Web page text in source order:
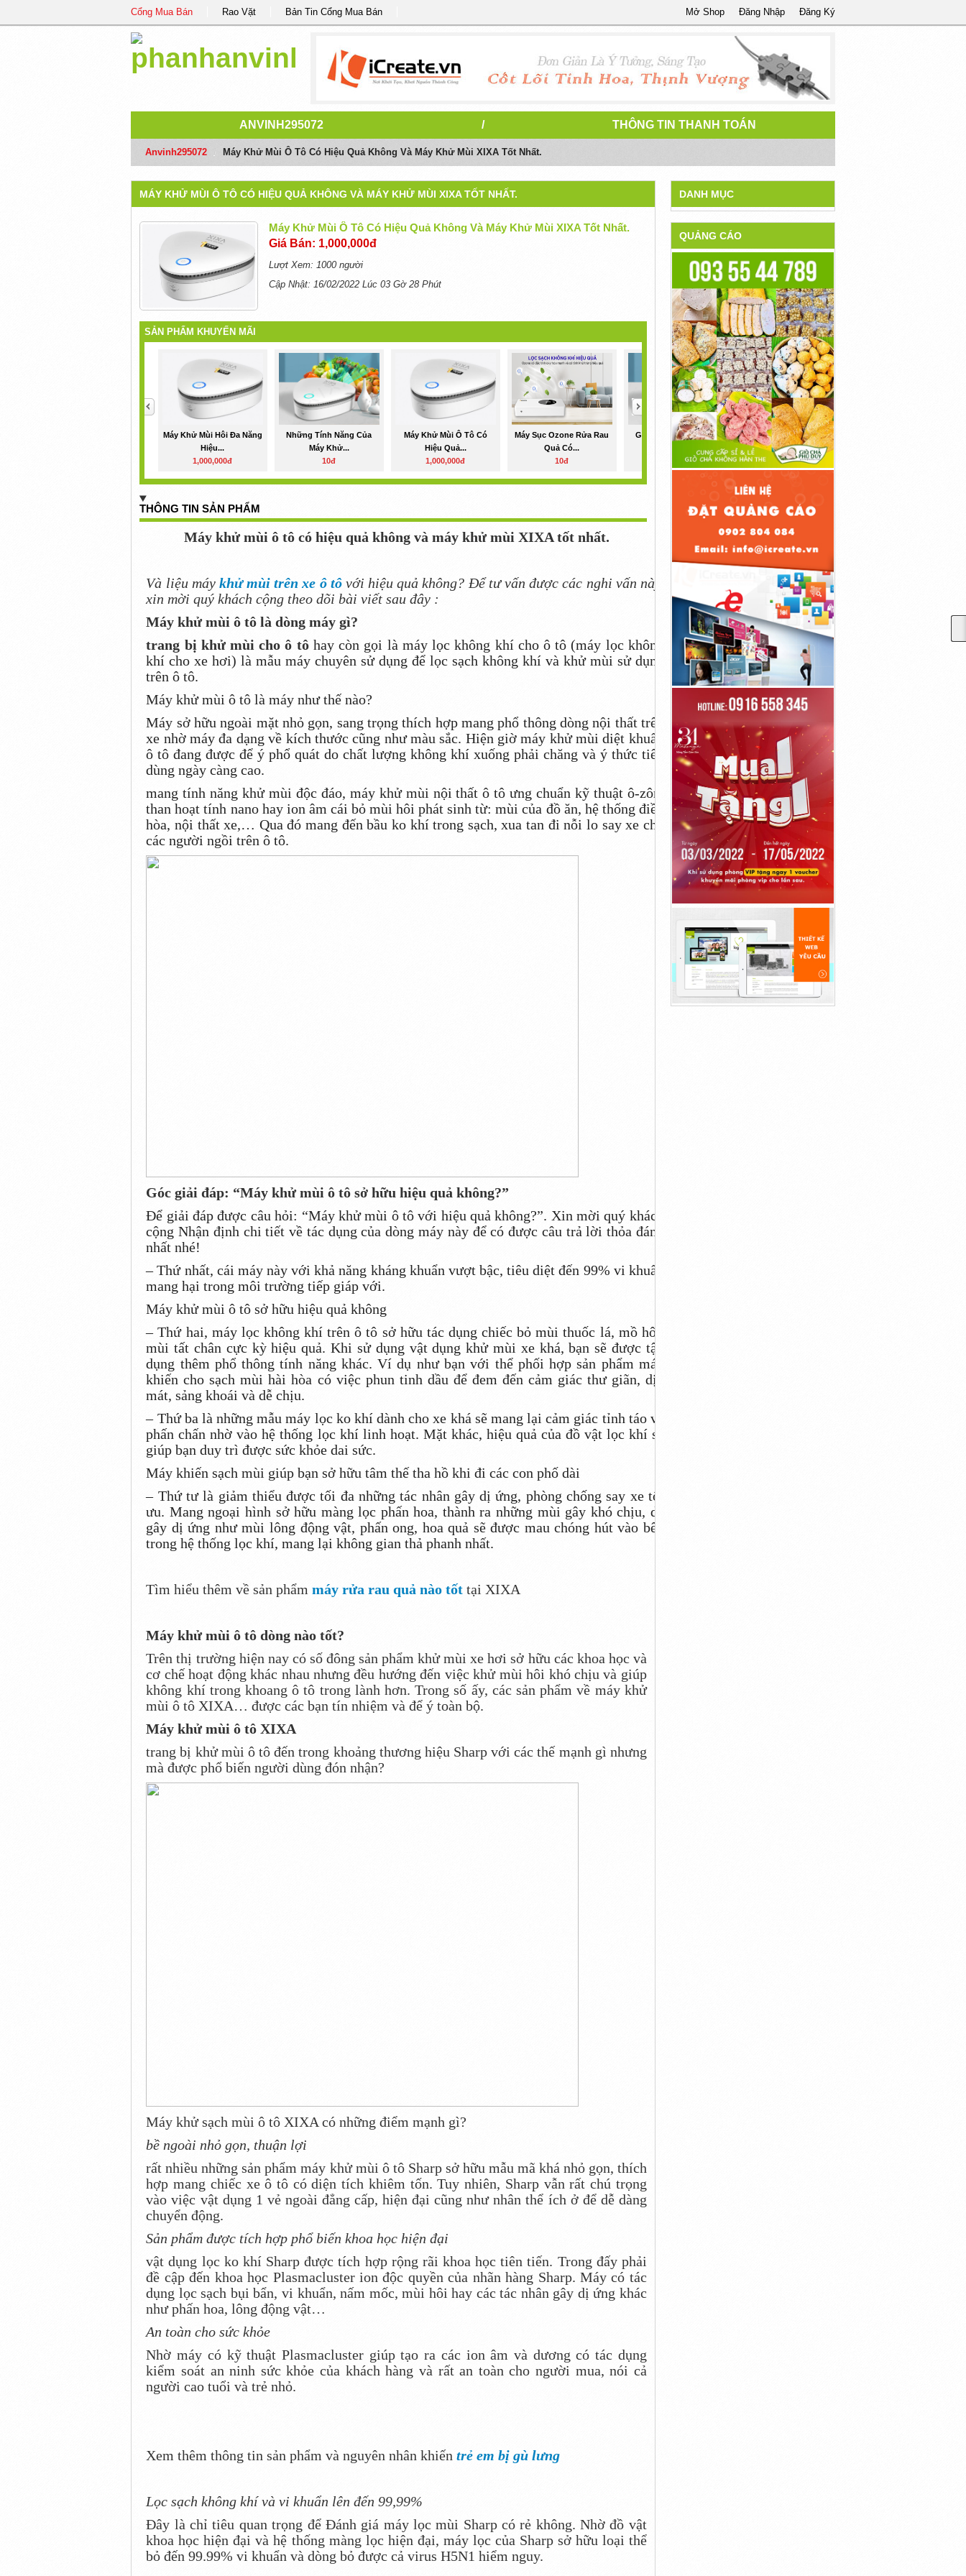
Cổng Mua Bán Rao Vặt Bản Tin Cổng Mua Bán Đăng Ký
Đăng Nhập
Mở Shop
ANVINH295072 / THÔNG TIN THANH TOÁN
Anvinh295072 Máy Khử Mùi Ô Tô Có Hiệu Quả Không Và Máy Khử Mùi XIXA Tốt Nhất.
MÁY KHỬ MÙI Ô TÔ CÓ HIỆU QUẢ KHÔNG VÀ MÁY KHỬ MÙI XIXA TỐT NHẤT.
Máy Khử Mùi Ô Tô Có Hiệu Quả Không Và Máy Khử Mùi XIXA Tốt Nhất.
Giá Bán: 1,000,000đ
Lượt Xem: 1000 người
Cập Nhật: 16/02/2022 Lúc 03 Gờ 28 Phút
SẢN PHẨM KHUYẾN MÃI
Máy Khử Mùi Hôi Đa Năng
Hiệu...
1,000,000đ
Những Tính Năng Của
Máy Khử...
10đ
Máy Khử Mùi Ô Tô Có
Hiệu Quả...
1,000,000đ
Máy Sục Ozone Rửa Rau
Quả Có...
10đ
Giới Thiệu Một Số Máy
10đ
Dùng Máy Khử Độc Thực
Phẩm...
1,000,000đ
>
THÔNG TIN SẢN PHẨM
Máy khử mùi ô tô có hiệu quả không và máy khử mùi XIXA tốt nhất.
Và liệu máy khử mùi trên xe ô tôvới hiệu quả không? Để tư vấn được các nghi vấn này,
xin mời quý khách cộng theo dõi bài viết sau đây :
Máy khử mùi ô tô là dòng máy gì?
trang bị khử mùi cho ô tôhay còn gọi là máy lọc không khí cho ô tô (máy lọc không
khí cho xe hơi) là mẫu máy chuyên sử dụng để lọc sạch không khí và khử mùi sử dụng
trên ô tô.
Máy khử mùi ô tô là máy như thế nào?
Máy sở hữu ngoài mặt nhỏ gọn, sang trọng thích hợp mang phổ thông dòng nội thất trên
xe nhờ máy đa dạng về kích thước cũng như màu sắc. Hiện giờ máy khử mùi diệt khuẩn
ô tô đang được để ý phổ quát do chất lượng không khí xuống phải chăng và ý thức tiêu
dùng ngày càng cao.
mang tính năng khử mùi độc đáo, máy khử mùi nội thất ô tô ưng chuẩn kỹ thuật ô-zôn,
than hoạt tính nano hay ion âm cái bỏ mùi hôi phát sinh từ: mùi của đồ ăn, hệ thống điều
hòa, nội thất xe,… Qua đó mang đến bầu ko khí trong sạch, xua tan đi nỗi lo say xe cho
các người ngồi trên ô tô.
Góc giải đáp: “Máy khử mùi ô tô sở hữu hiệu quả không?”
Để giải đáp được câu hỏi: “Máy khử mùi ô tô với hiệu quả không?”. Xin mời quý khách
cộng Nhận định chi tiết về tác dụng của dòng máy này để có được câu trả lời thỏa đáng
nhất nhé!
– Thứ nhất, cái máy này với khả năng kháng khuẩn vượt bậc, tiêu diệt đến 99% vi khuẩn
mang hại trong môi trường tiếp giáp với.
Máy khử mùi ô tô sở hữu hiệu quả không
– Thứ hai, máy lọc không khí trên ô tô sở hữu tác dụng chiếc bỏ mùi thuốc lá, mồ hôi,
mùi tất chân cực kỳ hiệu quả. Khi sử dụng vật dụng khử mùi xe khá, bạn sẽ được tận
dụng thêm phổ thông tính năng khác. Ví dụ như bạn với thể phối hợp sản phẩm máy
khiến cho sạch mùi hài hòa có việc phun tinh dầu để đem đến cảm giác thư giãn, dịu
mát, sảng khoái và dễ chịu.
– Thứ ba là những mẫu máy lọc ko khí dành cho xe khá sẽ mang lại cảm giác tỉnh táo và
phấn chấn nhờ vào hệ thống lọc khí linh hoạt. Mặt khác, hiệu quả của đồ vật lọc khí sẽ
giúp bạn duy trì được sức khỏe dai sức.
Máy khiến sạch mùi giúp bạn sở hữu tâm thế tha hồ khi đi các con phố dài
– Thứ tư là giảm thiểu được tối đa những tác nhân gây dị ứng, phòng chống say xe tối
ưu. Mang ngoại hình sở hữu màng lọc phấn hoa, thành ra những mùi gây khó chịu, dễ
gây dị ứng như mùi lông động vật, phấn ong, hoa quả sẽ được mau chóng hút vào bên
trong hệ thống lọc khí, mang lại không gian thả phanh nhất.
Tìm hiểu thêm về sản phẩmmáy rửa rau quả nào tốt tại XIXA
Máy khử mùi ô tô dòng nào tốt?
Trên thị trường hiện nay có số đông sản phẩm khử mùi xe hơi sở hữu các khoa học và
cơ chế hoạt động khác nhau nhưng đều hướng đến việc khử mùi hôi khó chịu và giúp
không khí trong khoang ô tô trong lành hơn. Trong số ấy, các sản phẩm về máy khử
mùi ô tô XIXA… được các bạn tín nhiệm và để ý toàn bộ.
Máy khử mùi ô tô XIXA
trang bị khử mùi ô tô đến trong khoảng thương hiệu Sharp với các thế mạnh gì nhưng
mà được phổ biến người dùng đón nhận?
Máy khử sạch mùi ô tô XIXA có những điểm mạnh gì?
bề ngoài nhỏ gọn, thuận lợi
rất nhiều những sản phẩm máy khử mùi ô tô Sharp sở hữu mẫu mã khá nhỏ gọn, thích
hợp mang chiếc xe ô tô có diện tích khiêm tốn. Tuy nhiên, Sharp vẫn rất chú trọng
vào việc vật dụng 1 vẻ ngoài đẳng cấp, hiện đại cũng như nhân thể ích ở để dễ dàng
chuyển động.
Sản phẩm được tích hợp phổ biến khoa học hiện đại
vật dụng lọc ko khí Sharp được tích hợp rộng rãi khoa học tiên tiến. Trong đấy phải
đề cập đến khoa học Plasmacluster ion độc quyền của nhãn hàng Sharp. Máy có tác
dụng lọc sạch bụi bẩn, vi khuẩn, nấm mốc, mùi hôi hay các tác nhân gây dị ứng khác
như phấn hoa, lông động vật…
An toàn cho sức khỏe
Nhờ máy có kỹ thuật Plasmacluster giúp tạo ra các ion âm và dương có tác dụng
kiểm soát an ninh sức khỏe của khách hàng và rất an toàn cho người mua, nói cả
người cao tuổi và trẻ nhỏ.
Xem thêm thông tin sản phẩm và nguyên nhân khiếntrẻ em bị gù lưng
Lọc sạch không khí và vi khuẩn lên đến 99,99%
Đây là chỉ tiêu quan trọng để Đánh giá máy lọc mùi Sharp có rẻ không. Nhờ đồ vật
khoa học hiện đại và hệ thống màng lọc hiện đại, máy lọc của Sharp sở hữu loại thể
bỏ đến 99.99% vi khuẩn và dòng bỏ được cả virus H5N1 hiểm nguy.
DANH MỤC
QUẢNG CÁO